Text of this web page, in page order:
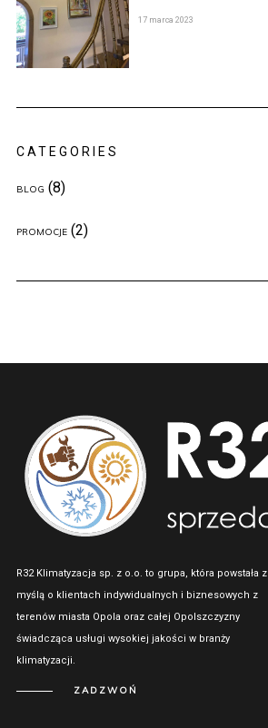
17 marca 2023
CATEGORIES
BLOG (8)
PROMOCJE(2)
R32 Klimatyzacja sp. z o.o. to grupa, która powstała z
myślą o klientach indywidualnych i biznesowych z
terenów miasta Opola oraz całej Opolszczyzny
świadcząca usługi wysokiej jakości w branży
klimatyzacji.
ZADZWOŃ